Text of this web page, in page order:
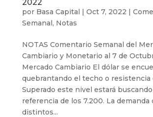
2022
por Basa Capital | Oct 7, 2022 |
Semanal, Notas
NOTAS Comentario Semanal del
Cambiario y Monetario al 7 de
Mercado Cambiario El dólar se
quebrantando el techo o resistencia
Superado este nivel estará
referencia de los 7.200. La demanda
distintos...